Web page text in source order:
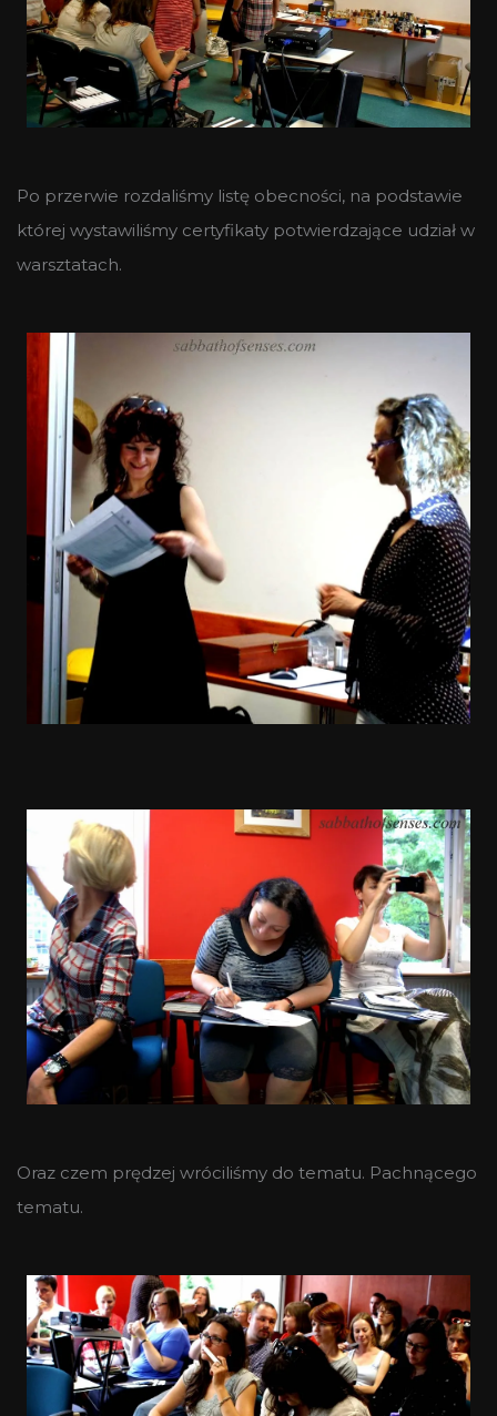
Po przerwie rozdaliśmy listę obecności, na podstawie
której wystawiliśmy certyfikaty potwierdzające udział w
warsztatach.
Oraz czem prędzej wróciliśmy do tematu. Pachnącego
tematu.